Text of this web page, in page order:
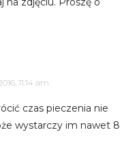
11:14 am
czas pieczenia nie
wystarczy im nawet 8